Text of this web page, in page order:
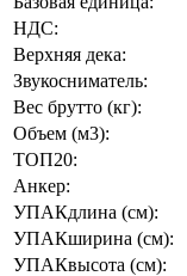
НДС:
Верхняя дека:
Звукосниматель:
Вес брутто (кг):
Объем (м3):
ТОП20:
Анкер:
УПАКдлина (см):
УПАКширина (см):
УПАКвысота (см):